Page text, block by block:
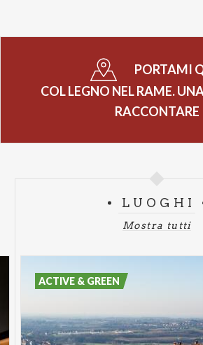
PORTAMI
COL LEGNO NEL RAME.
RACCONTARE
LUOGHI
Mostra tutti
ACTIVE & GREEN